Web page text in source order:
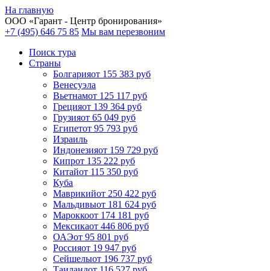
На главную
ООО «Гарант - Центр бронирования»
+7 (495) 646 75 85 Мы вам перезвоним
Поиск тура
Cтраны
Болгарияот 155 383 руб
Венесуэла
Вьетнамот 125 117 руб
Грецияот 139 364 руб
Грузияот 65 049 руб
Египетот 95 793 руб
Израиль
Индонезияот 159 729 руб
Кипрот 135 222 руб
Китайот 115 350 руб
Куба
Маврикийот 250 422 руб
Мальдивыот 181 624 руб
Мароккоот 174 181 руб
Мексикаот 446 806 руб
ОАЭот 95 801 руб
Россияот 19 947 руб
Сейшелыот 196 737 руб